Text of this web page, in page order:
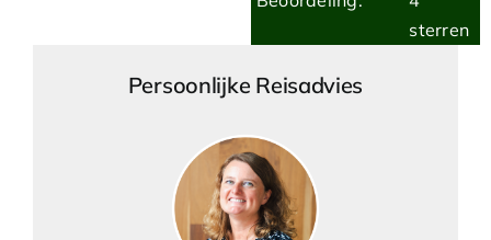
sterren
Persoonlijke Reisadvies